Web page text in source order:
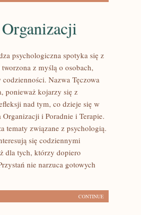
psychologiczna spotyka się z
z myślą o osobach,
Nazwa Tęczowa
ponieważ kojarzy się z
nad tym, co dzieje się w
Organizacji i Poradnie i Terapie.
tematy związane z psychologią.
się codziennymi
dla tych, którzy dopiero
nie narzuca gotowych
CONTINUE